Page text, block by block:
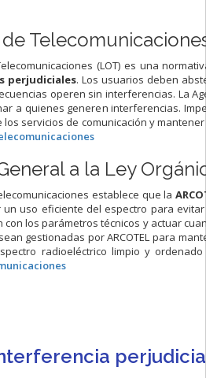
(LOT) es una
perjudiciales. Los usuarios deben
operen sin interferencias. La
a quienes generen interferencias.
los servicios de comunicación y
a la Ley
establece que la
un uso eficiente del espectro para
los parámetros técnicos y actuar
gestionadas por ARCOTEL para
radioeléctrico limpio y